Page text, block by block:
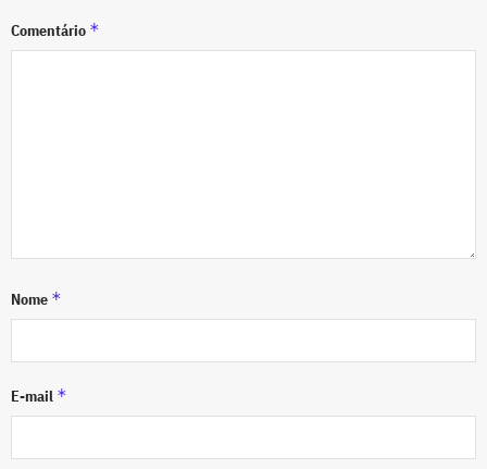
Comentário *
Nome *
E-mail *